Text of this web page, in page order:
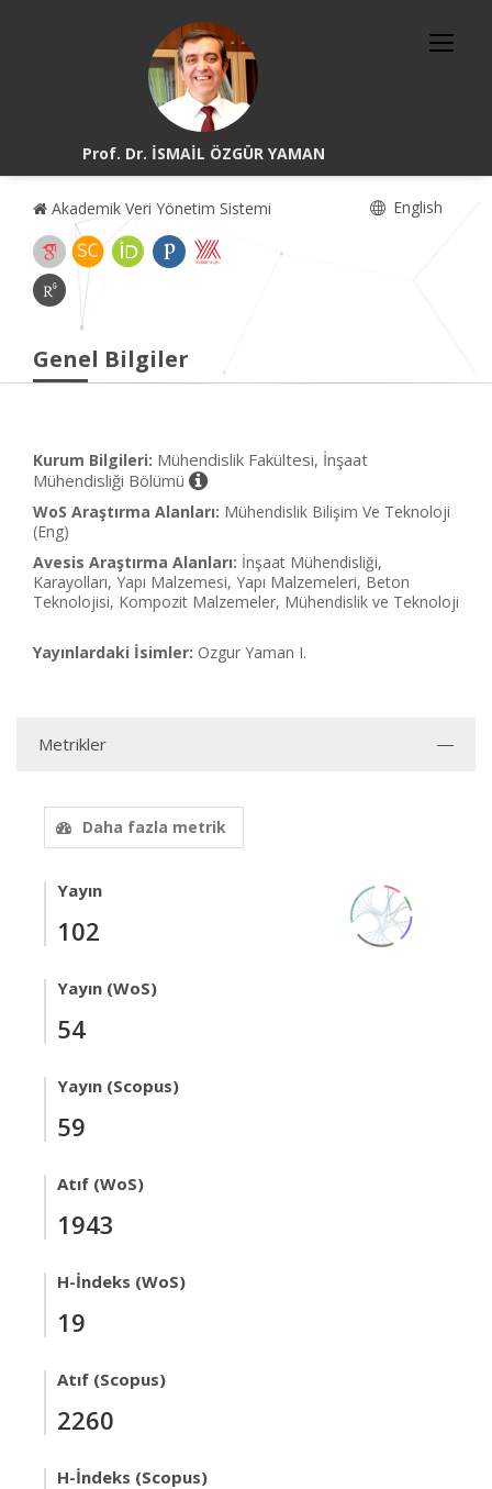
Prof. Dr. İSMAİL ÖZGÜR YAMAN
Akademik Veri Yönetim Sistemi English
Genel Bilgiler
Kurum Bilgileri: Mühendislik Fakültesi, İnşaat
Mühendisliği Bölümü
WoS Araştırma Alanları: Mühendislik Bilişim Ve Teknoloji
(Eng)
Avesis Araştırma Alanları: İnşaat Mühendisliği,
Karayolları, Yapı Malzemesi, Yapı Malzemeleri, Beton
Teknolojisi, Kompozit Malzemeler, Mühendislik ve Teknoloji
Yayınlardaki İsimler: Ozgur Yaman I.
Metrikler
Daha fazla metrik
Yayın
102
Yayın (WoS)
54
Yayın (Scopus)
59
Atıf (WoS)
1943
H-İndeks (WoS)
19
Atıf (Scopus)
2260
H-İndeks (Scopus)